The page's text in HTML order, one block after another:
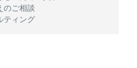
のご相談
ティング